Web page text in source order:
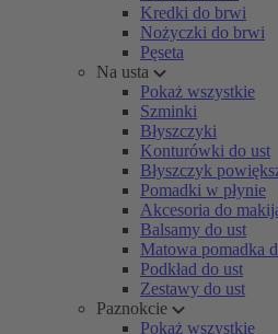
Kredki do brwi
Nożyczki do brwi
Pęseta
Na usta
Pokaż wszystkie
Szminki
Błyszczyki
Konturówki do ust
Błyszczyk
Pomadki w płynie
Akcesoria do
Balsamy do ust
Matowa pomadka
Podkład do ust
Zestawy do ust
Paznokcie
Pokaż wszystkie